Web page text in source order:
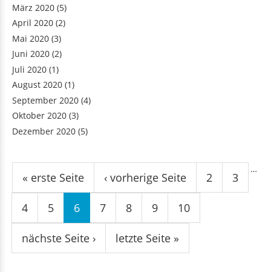
März 2020 (5)
April 2020 (2)
Mai 2020 (3)
Juni 2020 (2)
Juli 2020 (1)
August 2020 (1)
September 2020 (4)
Oktober 2020 (3)
Dezember 2020 (5)
Seiten
« erste Seite ‹ vorherige Seite
…
2 3
4 5 6 7 8 9 10
nächste Seite › letzte Seite »